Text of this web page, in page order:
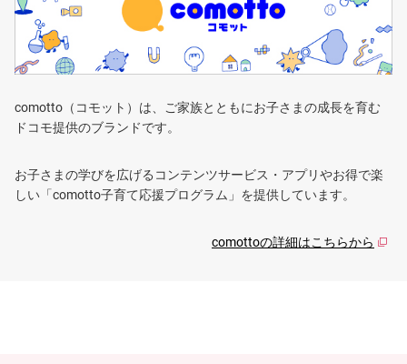
comotto（コモット）は、ご家族とともにお子さまの成長を育む
ドコモ提供のブランドです。
お子さまの学びを広げるコンテンツサービス・アプリやお得で楽
しい「comotto子育て応援プログラム」を提供しています。
comottoの詳細はこちらから